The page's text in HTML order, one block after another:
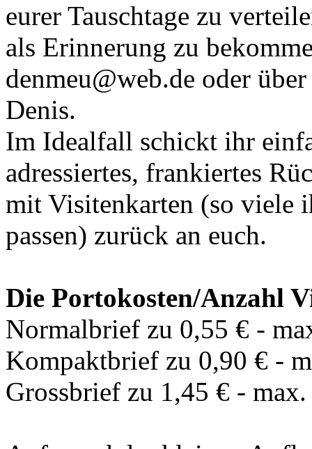
eurer Tauschtage zu
als Erinnerung zu
denmeu@web.de oder
Denis.
Im Idealfall schickt ihr
adressiertes, frankiertes
mit Visitenkarten (so viele
passen) zurück an euch.
Die Portokosten/Anzahl
Normalbrief zu 0,55 € -
Kompaktbrief zu 0,90 € -
Grossbrief zu 1,45 € -